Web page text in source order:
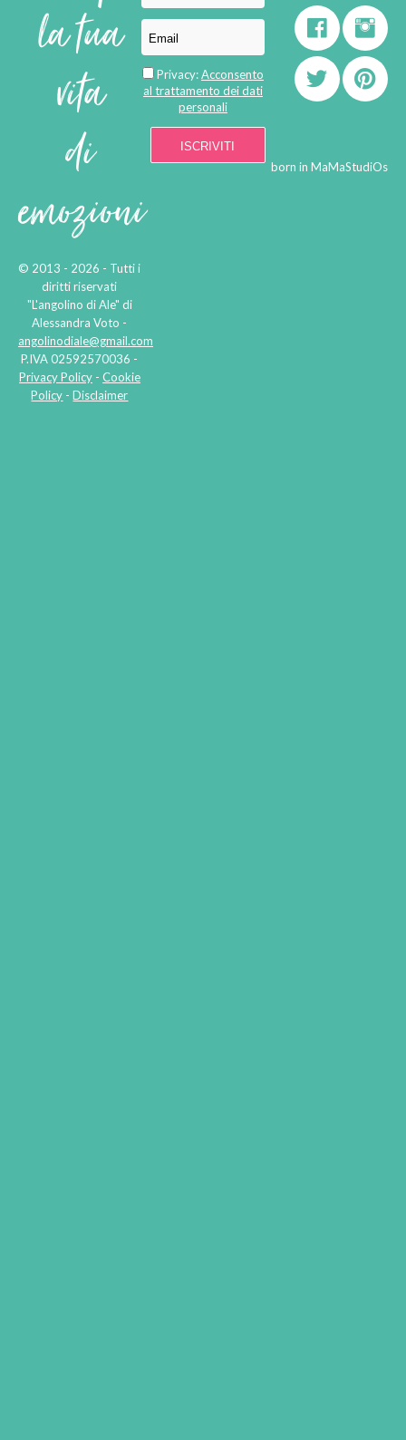
la tua
vita
di
emozioni
© 2013 - 2026 - Tutti i
diritti riservati
"L'angolino di Ale" di
Alessandra Voto -
angolinodiale@gmail.com
P.IVA 02592570036 -
Privacy Policy- Cookie
Policy -Disclaimer
Privacy:Acconsento
al trattamento dei dati
personali
born in MaMaStudiOs